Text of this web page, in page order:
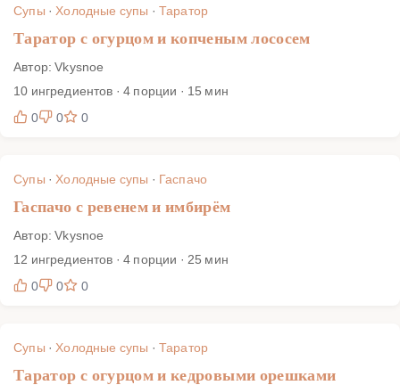
Супы ·Холодные супы · Таратор
Таратор с огурцом и копченым лососем
Автор: Vkysnoe
10 ингредиентов · 4 порции · 15 мин
0
0 0
Супы ·Холодные супы · Гаспачо
Гаспачо с ревенем и имбирём
Автор: Vkysnoe
12 ингредиентов · 4 порции · 25 мин
0
0 0
Супы ·Холодные супы · Таратор
Таратор с огурцом и кедровыми орешками